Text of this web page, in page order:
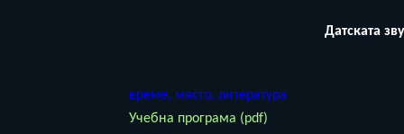
Датската
време, място, литература
Учебна програма (pdf)